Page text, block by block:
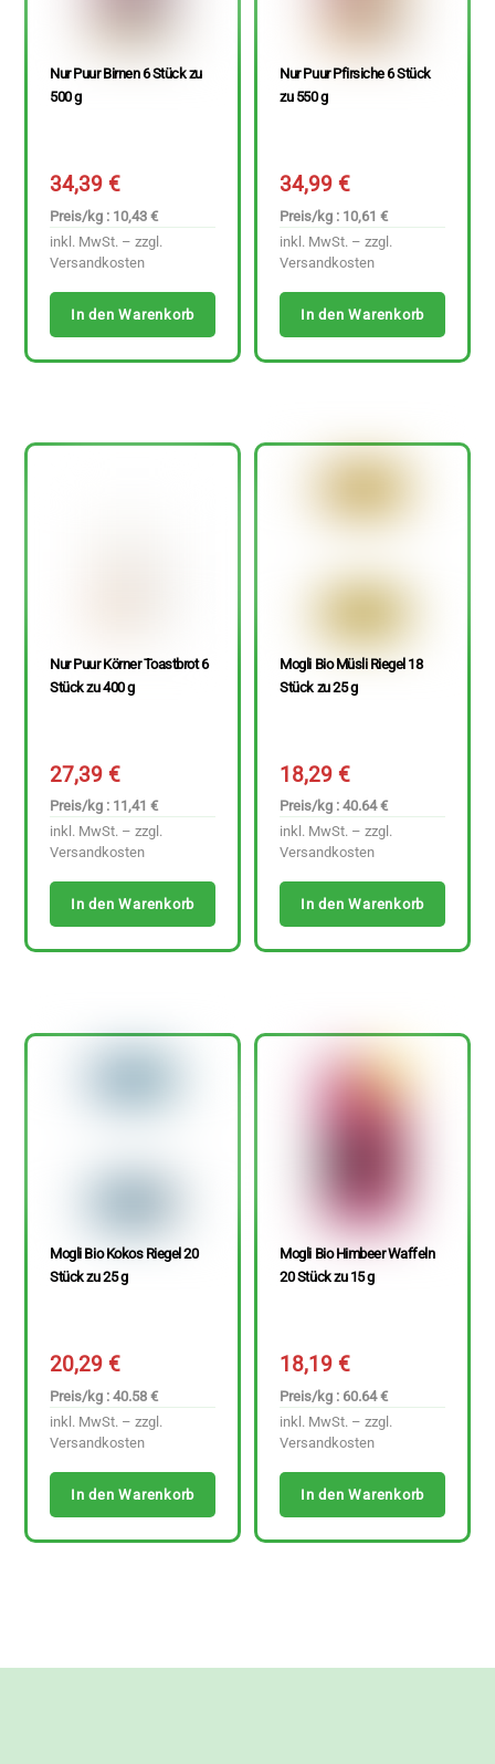
Nur Puur Birnen 6 Stück zu
500 g
34,39€
Preis/kg : 10,43 €
inkl. MwSt. – zzgl.
Versandkosten
In den Warenkorb
Nur Puur Pfirsiche 6 Stück
zu 550 g
34,99€
Preis/kg : 10,61 €
inkl. MwSt. – zzgl.
Versandkosten
In den Warenkorb
Nur Puur Körner Toastbrot 6
Stück zu 400 g
27,39€
Preis/kg : 11,41 €
inkl. MwSt. – zzgl.
Versandkosten
In den Warenkorb
Mogli Bio Müsli Riegel 18
Stück zu 25 g
18,29€
Preis/kg : 40.64 €
inkl. MwSt. – zzgl.
Versandkosten
In den Warenkorb
Mogli Bio Kokos Riegel 20
Stück zu 25 g
20,29€
Preis/kg : 40.58 €
inkl. MwSt. – zzgl.
Versandkosten
In den Warenkorb
Mogli Bio Himbeer Waffeln
20 Stück zu 15 g
18,19€
Preis/kg : 60.64 €
inkl. MwSt. – zzgl.
Versandkosten
In den Warenkorb